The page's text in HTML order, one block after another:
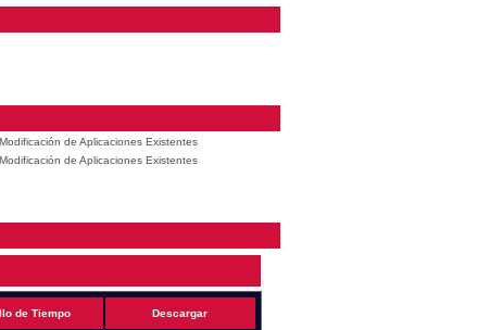
de Aplicaciones Existentes
de Aplicaciones Existentes
de Tiempo Descargar